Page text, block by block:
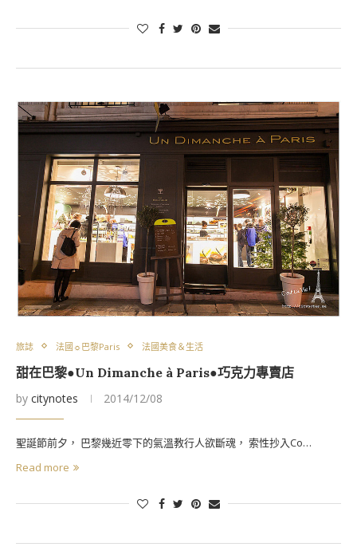
旅誌 法國☼巴黎Paris 法國美食＆生活
甜在巴黎●Un Dimanche à Paris●巧克力專賣店
by citynotes 2014/12/08
聖誕節前夕， 巴黎幾近零下的氣溫教行人欲斷魂， 索性抄入Co…
Read more